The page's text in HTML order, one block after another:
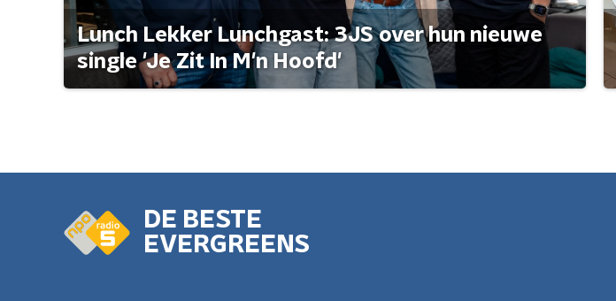
Lunch Lekker Lunchgast: 3JS over hun nieuwe
single 'Je Zit In M'n Hoofd'
DE BESTE
EVERGREENS